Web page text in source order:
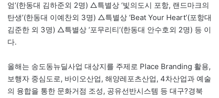
엄‘(한동대 김하준외 2명) △특별상 ‘빛의도시 포항, 랜드마크의
탄생’(한동대 이예찬외 3명) △특별상 ‘Beat Your Heart’(포항대
김준한 외 3명) △특별상 ‘포무리티’(한동대 안수호외 2명) 등 이
다.
올해는 송도동뉴딜사업 대상지를 주제로 Place Branding 활용,
보행자 중심도로, 바이오산업, 해양레포츠산업, 4차산업과 예술
의 융합을 통한 문화거점 조성, 공유선반시스템 등 대구?경북